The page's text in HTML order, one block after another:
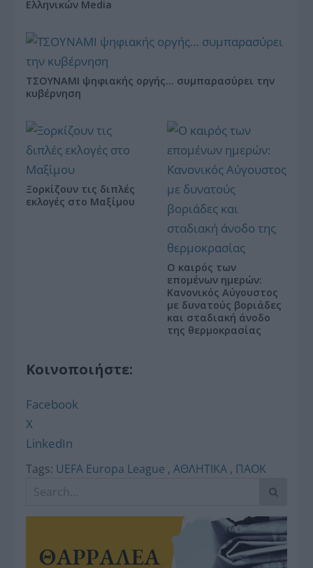
Ελληνικών Media
ΤΣΟΥΝΑΜΙ ψηφιακής οργής… συμπαρασύρει την
κυβέρνηση
Ξορκίζουν τις διπλές
εκλογές στο Μαξίμου
Ο καιρός των
επομένων ημερών:
Κανονικός Αύγουστος
με δυνατούς βοριάδες
και σταδιακή άνοδο
της θερμοκρασίας
Κοινοποιήστε:
Facebook
X
LinkedIn
Tags: UEFA Europa League ,ΑΘΛΗΤΙΚΑ , ΠΑΟΚ